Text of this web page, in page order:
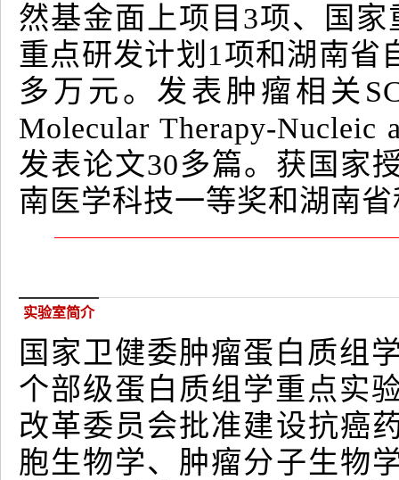
然基金面上项目3项、国
重点研发计划1项和湖南省
多万元。发表肿瘤相关
Molecular Therapy-
发表论文30多篇。获国家
南医学科技一等奖和湖南
实验室简介
国家卫健委肿瘤蛋白质组
个部级蛋白质组学重点实
改革委员会批准建设抗癌
胞生物学、肿瘤分子生物